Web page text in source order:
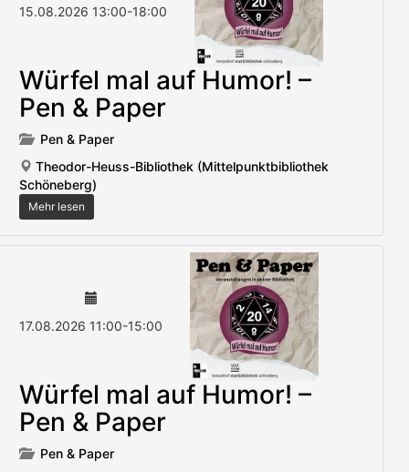
15.08.2026 13:00-18:00
Würfel mal auf Humor! –
Pen & Paper
Pen & Paper
Theodor-Heuss-Bibliothek (Mittelpunktbibliothek
Schöneberg)
Mehr lesen
17.08.2026 11:00-15:00
Würfel mal auf Humor! –
Pen & Paper
Pen & Paper